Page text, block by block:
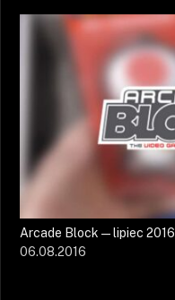
Arcade Block — lipiec 2016
06.08.2016